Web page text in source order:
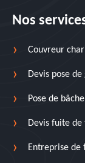
Nos
Couvreur
Devis pose
Pose de
Devis fuite
Entreprise de